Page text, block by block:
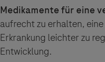
Medikamente für eine
aufrecht zu erhalten,
Erkrankung leichter zu
Entwicklung.